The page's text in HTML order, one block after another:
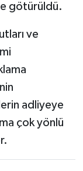
götürüldü.
ve
adliyeye
çok yönlü